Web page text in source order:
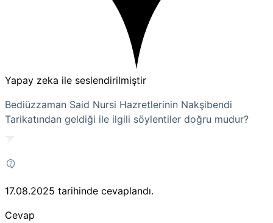
Yapay zeka ile seslendirilmiştir
Bediüzzaman Said Nursi Hazretlerinin Nakşibendi
Tarikatından geldiği ile ilgili söylentiler doğru mudur?
17.08.2025 tarihinde cevaplandı.
Cevap